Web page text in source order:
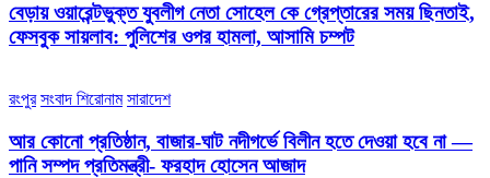
বেড়ায় ওয়ারেন্টভুক্ত যুবলীগ নেতা সোহেল কে গ্রেপ্তারের সময় ছিনতাই,
ফেসবুক সায়লাব: পুলিশের ওপর হামলা, আসামি চম্পট
রংপুর সংবাদ শিরোনাম সারাদেশ
আর কোনো প্রতিষ্ঠান, বাজার-ঘাট নদীগর্ভে বিলীন হতে দেওয়া হবে না —
পানি সম্পদ প্রতিমন্ত্রী- ফরহাদ হোসেন আজাদ